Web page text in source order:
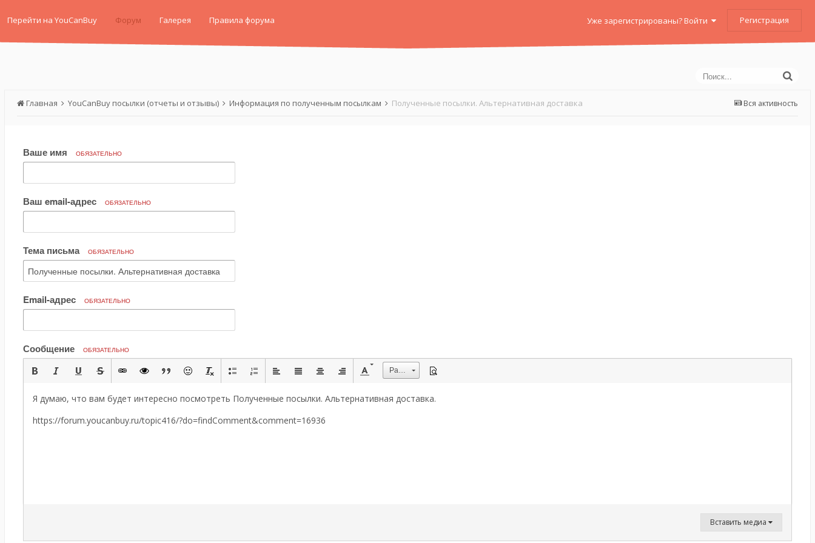
Перейти на YouCanBuy Форум Галерея Правила форума Уже зарегистрированы? Войти Регистрация
Вся активность
Главная YouCanBuy посылки (отчеты и отзывы) Информация по полученным посылкам Полученные посылки. Альтернативная доставка
Ваше имя ОБЯЗАТЕЛЬНО
Ваш email-адрес ОБЯЗАТЕЛЬНО
Тема письма ОБЯЗАТЕЛЬНО
Email-адрес ОБЯЗАТЕЛЬНО
Сообщение ОБЯЗАТЕЛЬНО
Размер
Я думаю, что вам будет интересно посмотреть Полученные посылки. Альтернативная доставка.
https://forum.youcanbuy.ru/topic416/?do=findComment&comment=16936
Вставить медиа